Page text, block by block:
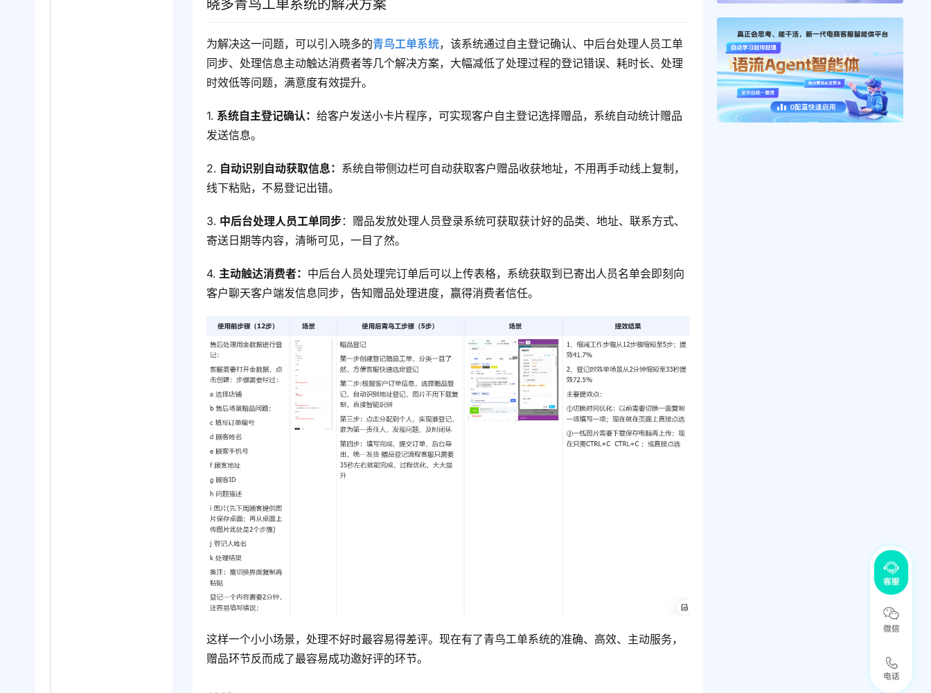
晓多青鸟工单系统的解决方案
为解决这一问题，可以引入晓多的青鸟工单系统，该系统通过自主登记确认、中后台处理人员工单
同步、处理信息主动触达消费者等几个解决方案，大幅减低了处理过程的登记错误、耗时长、处理
时效低等问题，满意度有效提升。
1. 系统自主登记确认：给客户发送小卡片程序，可实现客户自主登记选择赠品，系统自动统计赠品
发送信息。
2. 自动识别自动获取信息： 系统自带侧边栏可自动获取客户赠品收获地址，不用再手动线上复制，
线下粘贴，不易登记出错。
3. 中后台处理人员工单同步：赠品发放处理人员登录系统可获取获计好的品类、地址、联系方式、
寄送日期等内容，清晰可见，一目了然。
4. 主动触达消费者： 中后台人员处理完订单后可以上传表格，系统获取到已寄出人员名单会即刻向
客户聊天客户端发信息同步，告知赠品处理进度，赢得消费者信任。
这样一个小小场景，处理不好时最容易得差评。现在有了青鸟工单系统的准确、高效、主动服务，
赠品环节反而成了最容易成功邀好评的环节。